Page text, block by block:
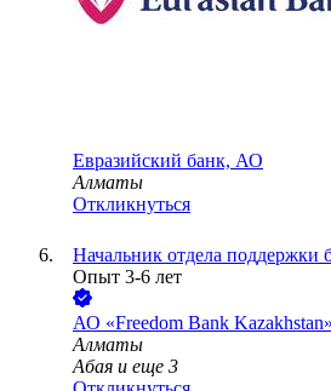
Евразийский банк, АО
Алматы
Откликнуться
Начальник отдела поддержки
Опыт 3-6 лет
АО «Freedom Bank Kazakhstan»
Алматы
Абая и еще 3